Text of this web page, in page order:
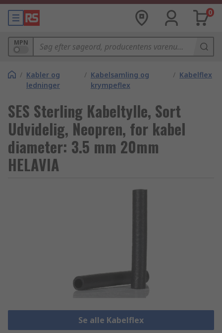
0
MPN
/ Kabler og
ledninger
/ Kabelsamling og
krympeflex
/ Kabelflex
SES Sterling Kabeltylle, Sort
Udvidelig, Neopren, for kabel
diameter: 3.5 mm 20mm
HELAVIA
Se alle Kabelflex